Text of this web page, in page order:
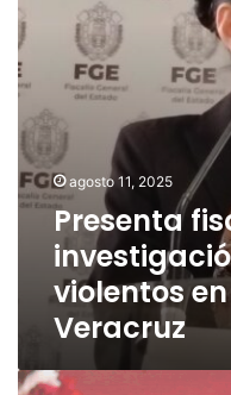
violentos
en
zona
norte
de
Veracruz
agosto 11, 2025
Presenta
violentos
Veracruz
Penal